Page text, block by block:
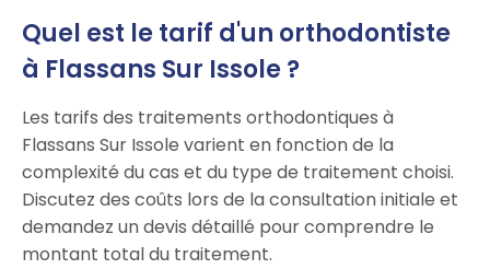
Quel est le tarif d'un orthodontiste
à Flassans Sur Issole ?
Les tarifs des traitements orthodontiques à
Flassans Sur Issole varient en fonction de la
complexité du cas et du type de traitement choisi.
Discutez des coûts lors de la consultation initiale et
demandez un devis détaillé pour comprendre le
montant total du traitement.